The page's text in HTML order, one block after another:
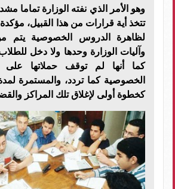
وهو الأمر الذي نفته الوزارة تماما
تتخذ أية قرارات من هذا القبيل،
لظاهرة الدروس الخصوصية يتم
وآليات الوزارة وحدها ولا دخل
كما أنها لم توقف حملاتها على
الخصوصية كما تردد، والمستمرة
كخطوة أولى لإغلاق تلك المراكز